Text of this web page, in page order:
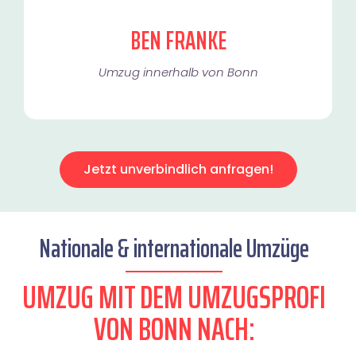
BEN FRANKE
Umzug innerhalb von Bonn​
Jetzt unverbindlich anfragen!
Nationale & internationale Umzüge
UMZUG MIT DEM UMZUGSPROFI
VON BONN NACH: